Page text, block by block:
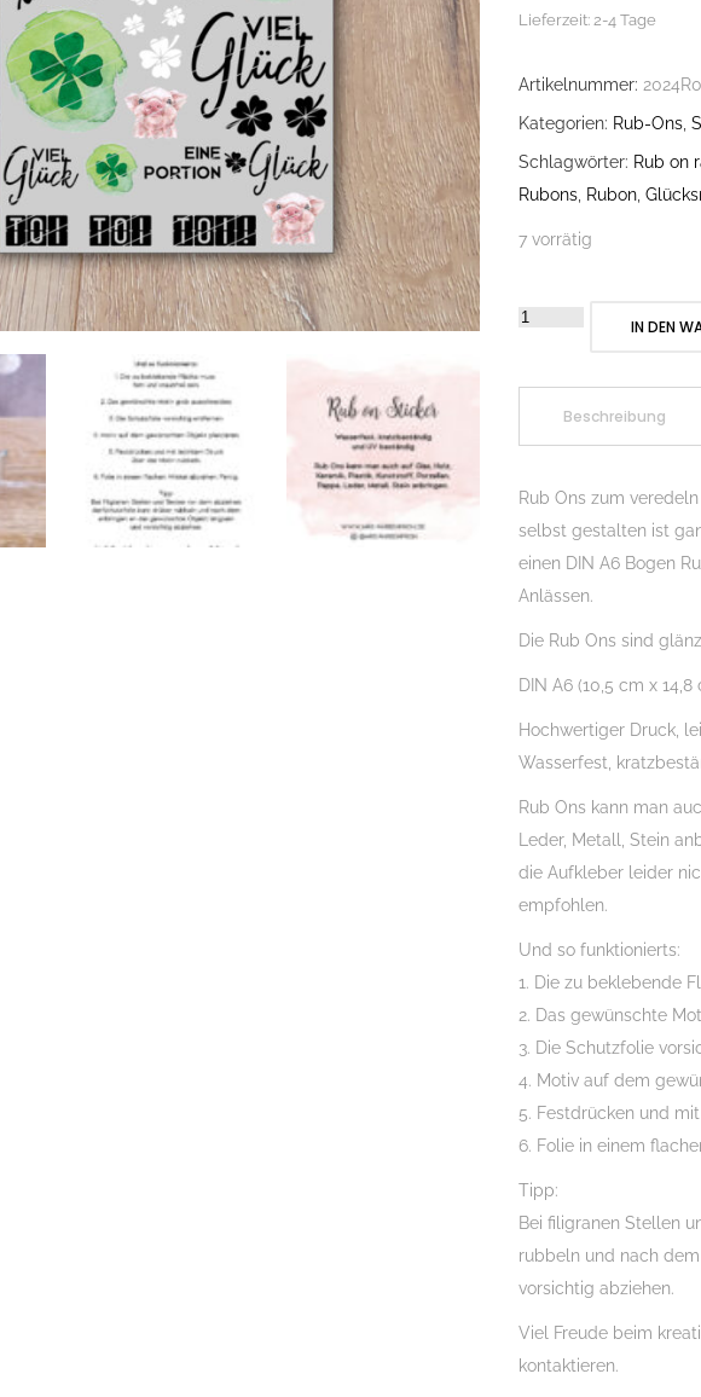
Lieferzeit: 2-4 Tage
Artikelnummer:
Kategorien: Rub-Ons
Schlagwörter: Rub on
Rubons Rubon
7 vorrätig
Rub-
01,
Rubbelsticker,
für
Holz,
Raysin
u.v.m.
Menge
IN DEN
Beschreibung
Rub Ons zum
selbst gestalten ist
einen DIN A6 Bogen
Anlässen.
Die Rub Ons sind
DIN A6 (10,5 cm x 14,8
Hochwertiger Druck,
Wasserfest,
Rub Ons kann man
Leder, Metall, Stein
die Aufkleber leider
empfohlen.
Und so funktionierts:
1. Die zu beklebende
2. Das gewünschte
3. Die Schutzfolie
4. Motiv auf dem
5. Festdrücken und
6. Folie in einem
Tipp:
Bei filigranen Stellen
rubbeln und nach
vorsichtig abziehen.
Viel Freude beim
kontaktieren.